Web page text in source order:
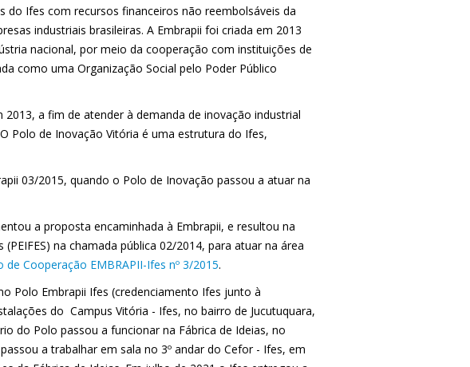
Ifes com recursos financeiros não reembolsáveis da
industriais brasileiras. A Embrapii foi criada em 2013
nacional, por meio da cooperação com instituições de
como uma Organização Social pelo Poder Público
a fim de atender à demanda de inovação industrial
Polo de Inovação Vitória é uma estrutura do Ifes,
03/2015, quando o Polo de Inovação passou a atuar na
a proposta encaminhada à Embrapii, e resultou na
na chamada pública 02/2014, para atuar na área
de Cooperação EMBRAPII-Ifes nº 3/2015.
Polo Embrapii Ifes (credenciamento Ifes junto à
do Campus Vitória - Ifes, no bairro de Jucutuquara,
do Polo passou a funcionar na Fábrica de Ideias, no
a trabalhar em sala no 3º andar do Cefor - Ifes, em